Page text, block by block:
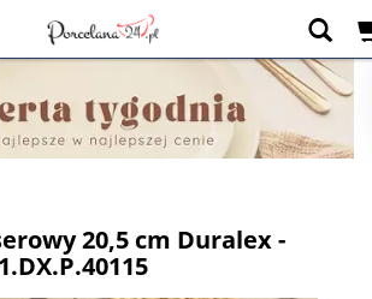
20,5 cm Duralex -